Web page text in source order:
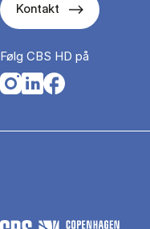
Kontakt
Følg CBS HD på
Opens in a new tab
Opens in a new tab
Opens in a new tab